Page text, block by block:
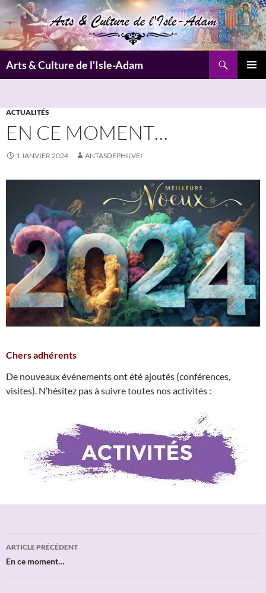
Aller
au
contenu
Arts & Culture de l'Isle-Adam
ACTUALITÉS
EN CE MOMENT…
1 JANVIER 2024 ANTASDEPHILVEI
Chers adhérents
De nouveaux événements ont été ajoutés (conférences,
visites). N’hésitez pas à suivre toutes nos activités :
Navigation
des
ARTICLE PRÉCÉDENT
En ce moment…